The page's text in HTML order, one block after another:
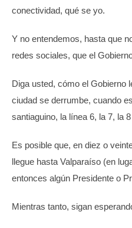
conectividad, qué se yo.
Y no entendemos, hasta que
redes sociales, que el
Diga usted, cómo el Gobierno
ciudad se derrumbe, cuando
santiaguino, la línea 6, la 7, la
Es posible que, en diez o
llegue hasta Valparaíso (en
entonces algún Presidente o
Mientras tanto, sigan